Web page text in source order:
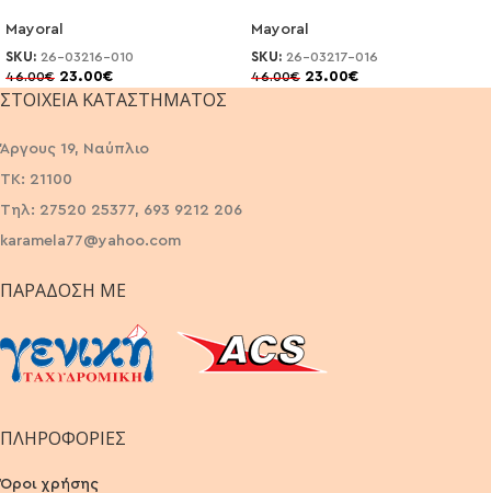
Mayoral
SKU: 26-03216-010
46.00€ 23.00€
Mayoral
SKU: 26-03217-016
46.00€ 23.00€
ΣΤΟΙΧΕΊΑ ΚΑΤΑΣΤΉΜΑΤΟΣ
Άργους 19, Ναύπλιο
ΤΚ: 21100
Τηλ: 27520 25377, 693 9212 206
karamela77@yahoo.com
ΠΑΡΆΔΟΣΗ ΜΕ
ΠΛΗΡΟΦΟΡΙΕΣ
Όροι χρήσης